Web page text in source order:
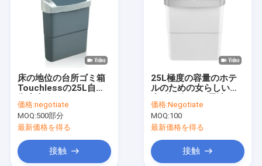
床の地位の台所ゴミ箱
Touchlessの25L自動
価格:negotiate
MOQ:500部分
最新価格を得る
接触
25L極度の容量のホテ
ルのための女らしい衛
価格:Negotiate
MOQ:100
最新価格を得る
接触